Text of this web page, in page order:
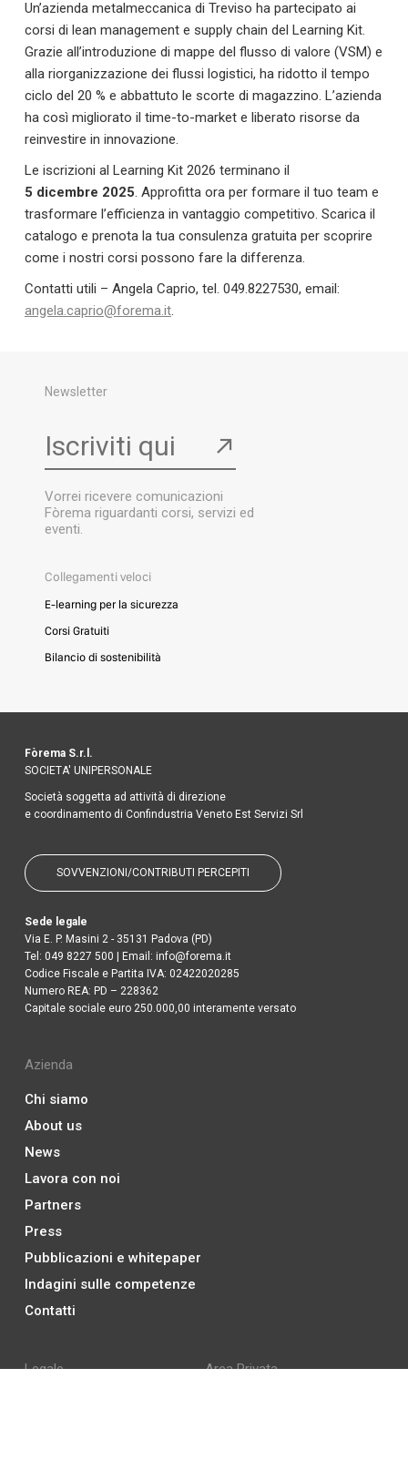
Un’azienda metalmeccanica di Treviso ha partecipato ai
corsi di lean management e supply chain del Learning Kit.
Grazie all’introduzione di mappe del flusso di valore (VSM) e
alla riorganizzazione dei flussi logistici, ha ridotto il tempo
ciclo del 20 % e abbattuto le scorte di magazzino. L’azienda
ha così migliorato il time-to-market e liberato risorse da
reinvestire in innovazione.
Le iscrizioni al Learning Kit 2026 terminano il
5 dicembre 2025. Approfitta ora per formare il tuo team e
trasformare l’efficienza in vantaggio competitivo. Scarica il
catalogo e prenota la tua consulenza gratuita per scoprire
come i nostri corsi possono fare la differenza.
Contatti utili – Angela Caprio, tel. 049.8227530, email:
angela.caprio@forema.it.
Newsletter
Iscriviti qui ↗
Vorrei ricevere comunicazioni
Fòrema riguardanti corsi, servizi ed
eventi.
Collegamenti veloci
E-learning per la sicurezza
Corsi Gratuiti
Bilancio di sostenibilità
Fòrema S.r.l.
SOCIETA' UNIPERSONALE
Società soggetta ad attività di direzione
e coordinamento di Confindustria Veneto Est Servizi Srl
SOVVENZIONI/CONTRIBUTI PERCEPITI
Sede legale
Via E. P. Masini 2 - 35131 Padova (PD)
Tel: 049 8227 500 | Email: info@forema.it
Codice Fiscale e Partita IVA: 02422020285
Numero REA: PD – 228362
Capitale sociale euro 250.000,00 interamente versato
Azienda
Chi siamo
About us
News
Lavora con noi
Partners
Press
Pubblicazioni e whitepaper
Indagini sulle competenze
Contatti
Legale
Area Privata